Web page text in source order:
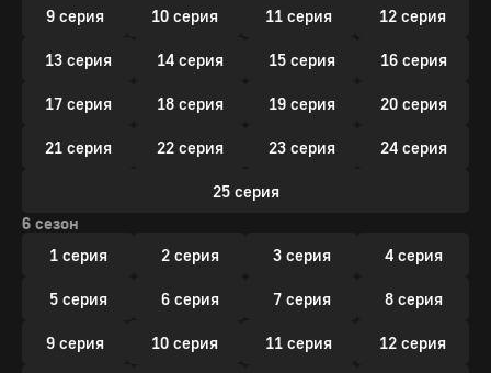
9 серия 10 серия 11 серия 12 серия
13 серия 14 серия 15 серия 16 серия
17 серия 18 серия 19 серия 20 серия
21 серия 22 серия 23 серия 24 серия
25 серия
6 сезон
1 серия
2 серия 3 серия 4 серия
5 серия 6 серия 7 серия 8 серия
9 серия 10 серия 11 серия 12 серия